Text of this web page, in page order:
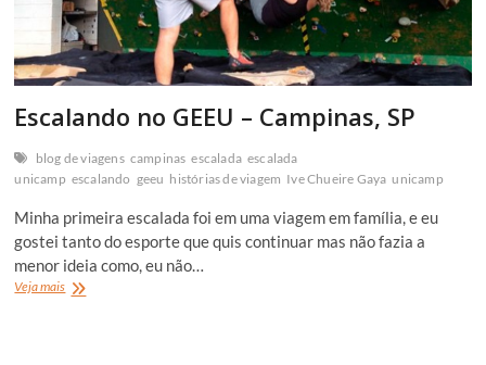
Escalando no GEEU – Campinas, SP
blog de viagens campinas escalada escalada
unicamp escalando geeu histórias de viagem Ive Chueire Gaya unicamp
Minha primeira escalada foi em uma viagem em família, e eu
gostei tanto do esporte que quis continuar mas não fazia a
menor ideia como, eu não…
Veja maisEscalando